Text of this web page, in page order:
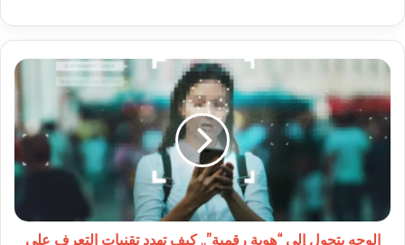
الوجه
إلى
“هوية
رقمية”..
تقنيات
التعرف
على
الوجه يتحول إلى “هوية رقمية”.. كيف تهدد تقنيات التعرف على